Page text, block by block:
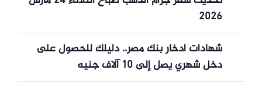
2026
شهادات ادخار بنك مصر.. دليلك للحصول على
دخل شهري يصل إلى 10 آلاف جنيه